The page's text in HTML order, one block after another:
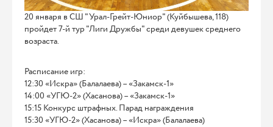
20 января в СШ "Урал-Грейт-Юниор" (Куйбышева, 118)
пройдет 7-й тур "Лиги Дружбы" среди девушек среднего
возраста.
Расписание игр:
12:30 «Искра» (Балалаева) – «Закамск-1»
14:00 «УГЮ-2» (Хасанова) – «Закамск-1»
15:15 Конкурс штрафных. Парад награждения
15:30 «УГЮ-2» (Хасанова) – «Искра» (Балалаева)